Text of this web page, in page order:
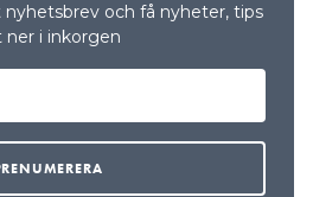
nyhetsbrev och få nyheter, tips
ner i inkorgen